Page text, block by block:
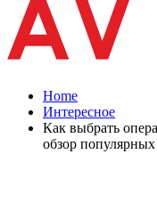
Home
Интересное
Как выбрать
обзор